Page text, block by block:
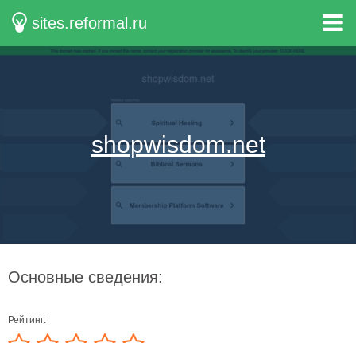
sites.reformal.ru
shopwisdom.net
Основные сведения:
Рейтинг: